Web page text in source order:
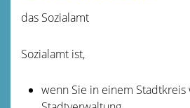
das Sozialamt
Sozialamt ist,
wenn Sie in einem Stadtkreis